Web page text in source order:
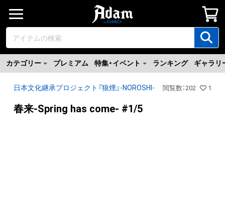
カテゴリー プレミアム 特集・イベント ランキング ギャラリ
日本文化継承プロジェクト『狼煙』-NOROSHI- 閲覧数 ：202 1
春来-Spring has come- #1/5